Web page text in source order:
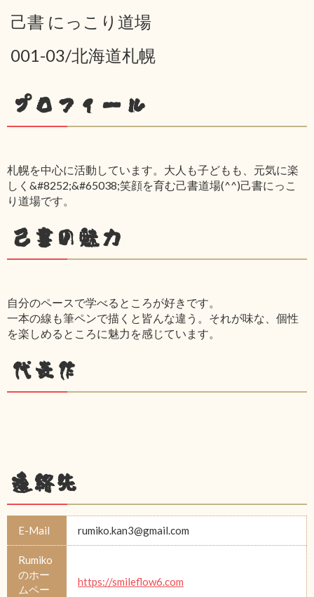
己書 にっこり道場
001-03/北海道札幌
プロフィール
札幌を中心に活動しています。大人も子どもも、元気に楽
しく&#8252;&#65038;笑顔を育む己書道場(^^)己書にっこ
り道場です。
己書の魅力
自分のペースで学べるところが好きです。
一本の線も筆ペンで描くと皆んな違う。それが味な、個性
を楽しめるところに魅力を感じています。
代表作
連絡先
E-Mail rumiko.kan3@gmail.com
Rumiko
のホー
ムペー
https://smileflow6.com